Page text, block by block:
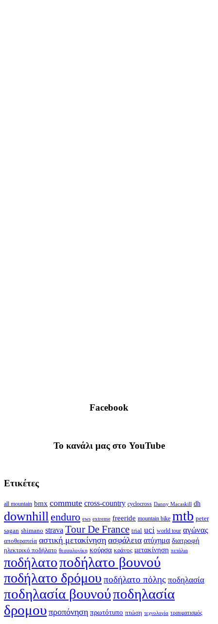
Facebook
To κανάλι μας στο YouTube
Ετικέτες
all mountain bmx commute cross-country cyclocross Danny Macaskill dh
downhillenduro ews extreme freeride mountain bike mtb peter
sagan shimano strava Tour De France trial uci world tour αγώνας
αποθεραπεία αστική μετακίνηση ασφάλεια ατύχημα διατροφή
ηλεκτρικό ποδήλατο θεσσαλονίκη κούρσα κράνος μετακίνηση πετάλια
ποδήλατοποδήλατο βουνού
ποδήλατο δρόμου ποδήλατο πόλης ποδηλασία
ποδηλασία βουνούποδηλασία
δρομου προπόνηση πρωτότυπο πτώση τεχνολογία τραυματισμός